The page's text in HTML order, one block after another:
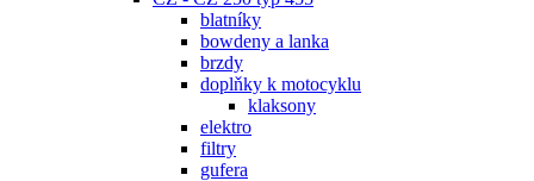
blatníky
bowdeny a lanka
brzdy
doplňky k motocyklu
klaksony
elektro
filtry
gufera